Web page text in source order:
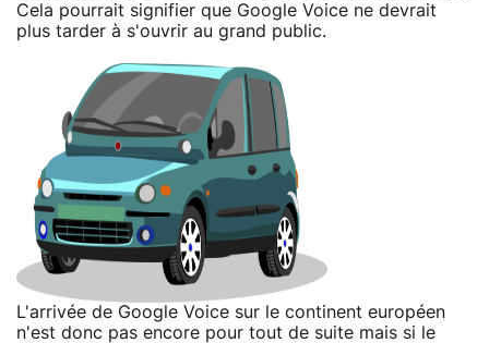
Cela pourrait signifier que Google Voice ne devrait
plus tarder à s'ouvrir au grand public.
L'arrivée de Google Voice sur le continent européen
n'est donc pas encore pour tout de suite mais si le